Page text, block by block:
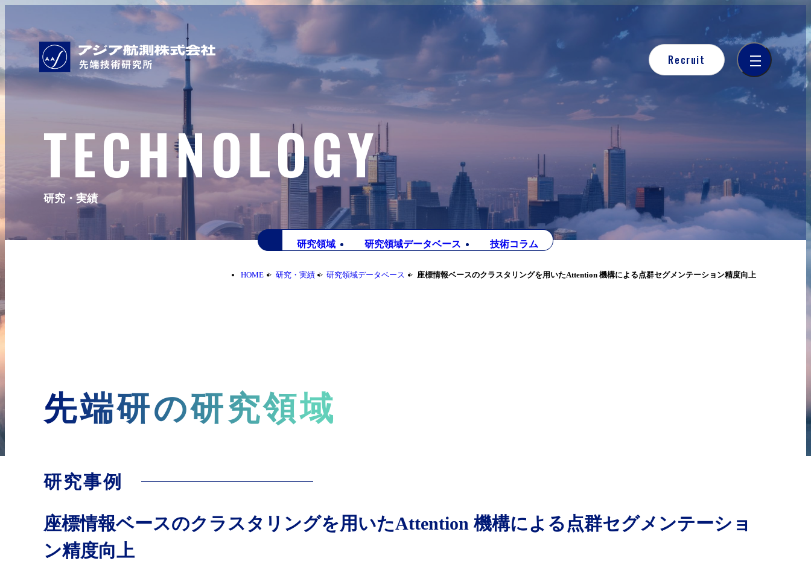
Recruit
TECHNOLOGY
研究・実績
研究領域 研究領域データベース 技術コラム
HOME 研究・実績 研究領域データベース 座標情報ベースのクラスタリングを用いたAttention 機構による点群セグメンテーション精度向上
先端研の研究領域
研究事例
座標情報ベースのクラスタリングを用いたAttention 機構による点群セグメンテーショ
ン精度向上